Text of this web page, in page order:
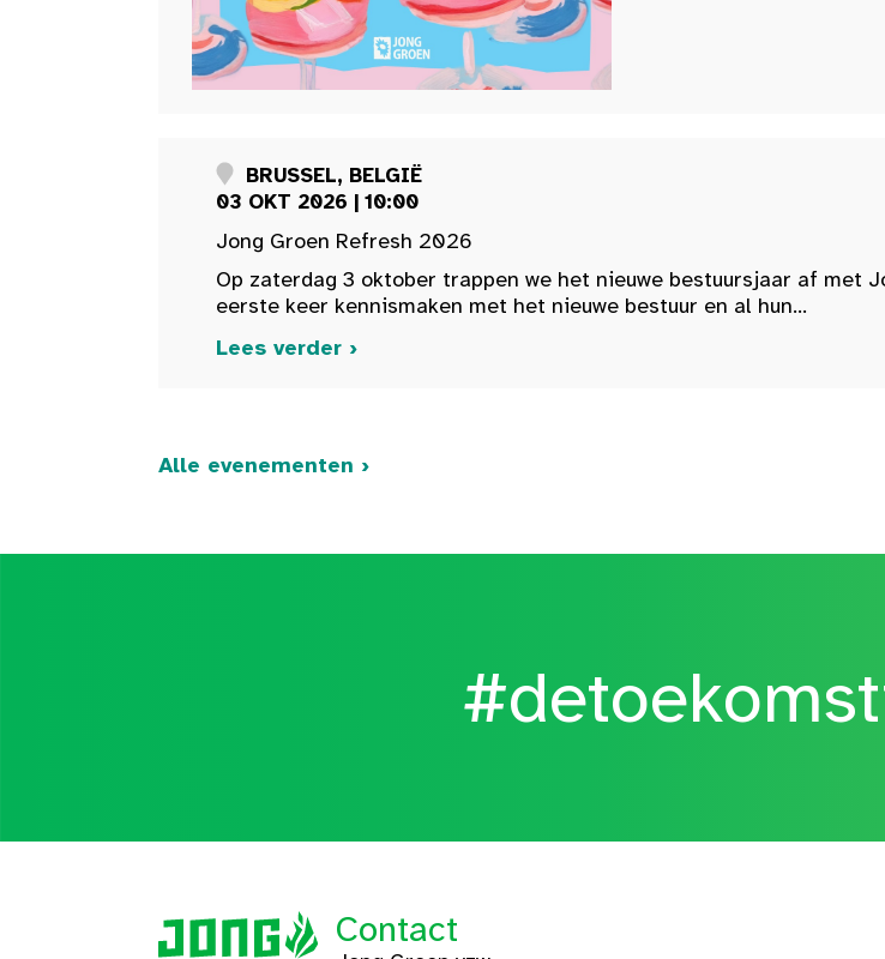
BRUSSEL, BELGIË
03 OKT 2026 | 10:00
Jong Groen Refresh 2026
Op zaterdag 3 oktober trappen we het nieuwe bestuursjaar af met
eerste keer kennismaken met het nieuwe bestuur en al hun...
Lees verder ›
Alle evenementen ›
Contact